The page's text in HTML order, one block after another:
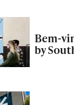
Bem-
by